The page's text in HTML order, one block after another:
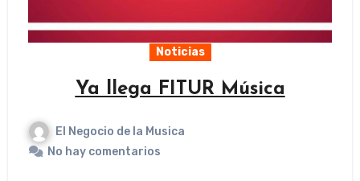
Noticias
Ya llega FITUR Música
El Negocio de la Musica
No hay comentarios